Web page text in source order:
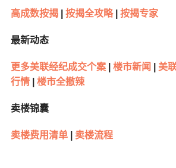
高成数按揭| 按揭全攻略| 按揭专家
最新动态
更多美联经纪成交个案| 楼市新闻 美
行情| 楼市全撤辣
卖楼锦囊
卖楼费用清单| 卖楼流程